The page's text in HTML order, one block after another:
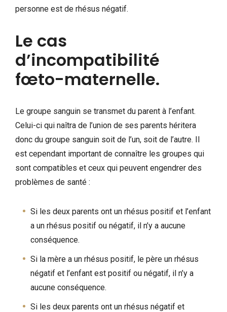
personne est de rhésus négatif.
Le cas
d’incompatibilité
fœto-maternelle.
Le groupe sanguin se transmet du parent à l’enfant.
Celui-ci qui naîtra de l’union de ses parents héritera
donc du groupe sanguin soit de l’un, soit de l’autre. Il
est cependant important de connaître les groupes qui
sont compatibles et ceux qui peuvent engendrer des
problèmes de santé :
Si les deux parents ont un rhésus positif et l’enfant
a un rhésus positif ou négatif, il n’y a aucune
conséquence.
Si la mère a un rhésus positif, le père un rhésus
négatif et l’enfant est positif ou négatif, il n’y a
aucune conséquence.
Si les deux parents ont un rhésus négatif et